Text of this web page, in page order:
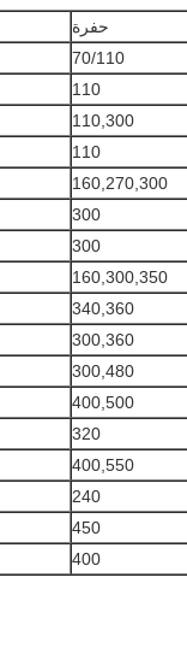
حفرة
70/110
110
110,300
110
160,270,300
300
300
160,300,350
340,360
300,360
300,480
400,500
320
400,550
240
450
400